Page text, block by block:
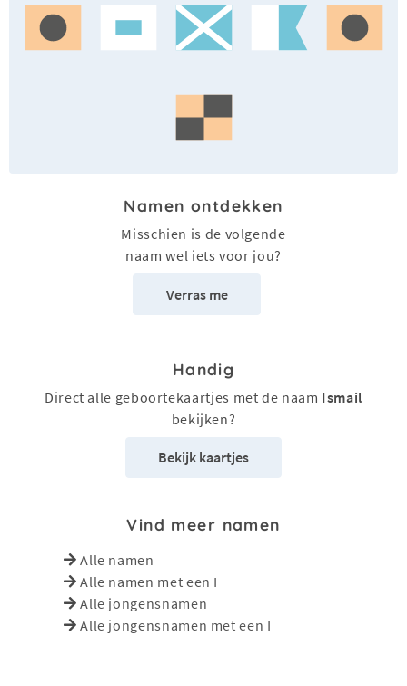
Namen ontdekken
Misschien is de volgende
naam wel iets voor jou?
Verras me
Handig
Direct alle geboortekaartjes met de naam Ismail
bekijken?
Bekijk kaartjes
Vind meer namen
Alle namen
Alle namen met een I
Alle jongensnamen
Alle jongensnamen met een I